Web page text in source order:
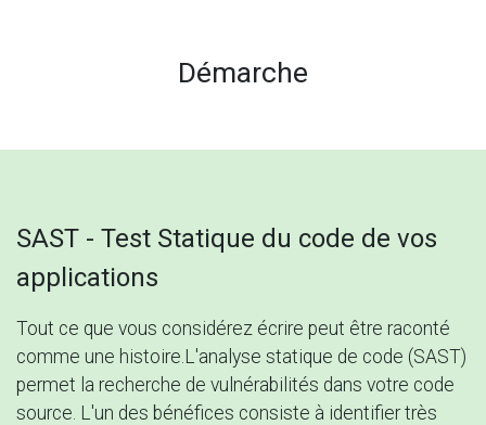
Démarche
SAST - Test Statique du code de vos
applications
Tout ce que vous considérez écrire peut être raconté
comme une histoire.L'analyse statique de code (SAST)
permet la recherche de vulnérabilités dans votre code
source. L'un des bénéfices consiste à identifier très